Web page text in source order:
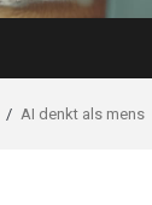
AI denkt als mens